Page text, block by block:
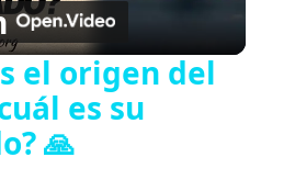
Video
el origen del
es su
🙏